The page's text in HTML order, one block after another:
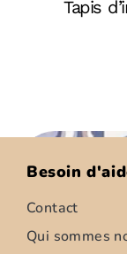
Tapis
Besoin
Contact
Qui sommes